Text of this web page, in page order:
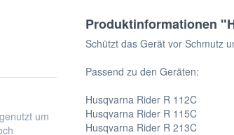
Produktinformationen
Schützt das Gerät vor Schmutz
Passend zu den Geräten:
Husqvarna Rider R 112C
Husqvarna Rider R 115C
Husqvarna Rider R 213C